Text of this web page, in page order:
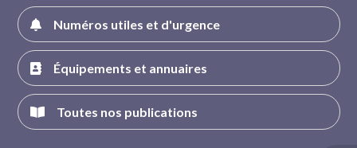
Numéros utiles et d'urgence
Équipements et annuaires
Toutes nos publications